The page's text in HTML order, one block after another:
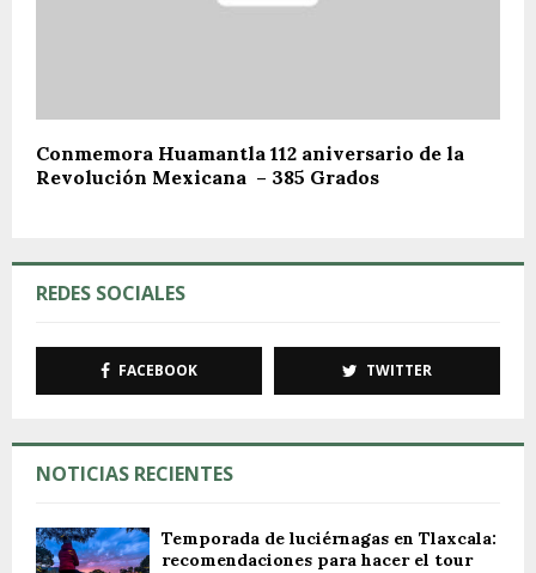
Conmemora Huamantla 112 aniversario de la
Revolución Mexicana – 385 Grados
REDES SOCIALES
FACEBOOK TWITTER
NOTICIAS RECIENTES
Temporada de luciérnagas en Tlaxcala:
recomendaciones para hacer el tour